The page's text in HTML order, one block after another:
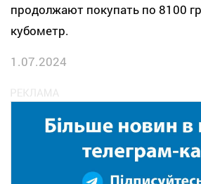
продолжают покупать по 8100
кубометр.
1.07.2024